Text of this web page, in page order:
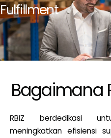
Fulfillment
Bagaimana
RBIZ berdedikasi
meningkatkan efisiensi